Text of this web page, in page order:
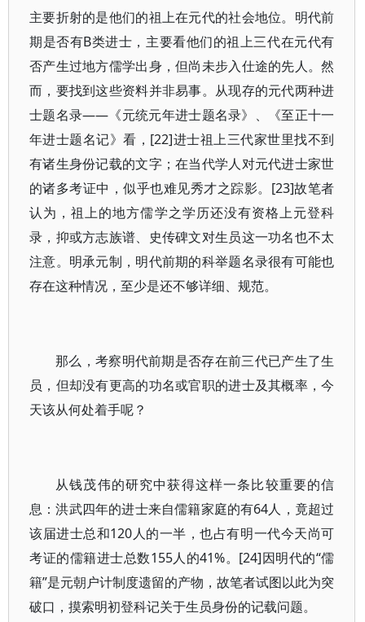
主要折射的是他们的祖上在元代的社会地位。明代前
期是否有B类进士，主要看他们的祖上三代在元代有
否产生过地方儒学出身，但尚未步入仕途的先人。然
而，要找到这些资料并非易事。从现存的元代两种进
士题名录——《元统元年进士题名录》、《至正十一
年进士题名记》看，[22]进士祖上三代家世里找不到
有诸生身份记载的文字；在当代学人对元代进士家世
的诸多考证中，似乎也难见秀才之踪影。[23]故笔者
认为，祖上的地方儒学之学历还没有资格上元登科
录，抑或方志族谱、史传碑文对生员这一功名也不太
注意。明承元制，明代前期的科举题名录很有可能也
存在这种情况，至少是还不够详细、规范。
那么，考察明代前期是否存在前三代已产生了生
员，但却没有更高的功名或官职的进士及其概率，今
天该从何处着手呢？
从钱茂伟的研究中获得这样一条比较重要的信
息：洪武四年的进士来自儒籍家庭的有64人，竟超过
该届进士总和120人的一半，也占有明一代今天尚可
考证的儒籍进士总数155人的41%。[24]因明代的“儒
籍”是元朝户计制度遗留的产物，故笔者试图以此为突
破口，摸索明初登科记关于生员身份的记载问题。